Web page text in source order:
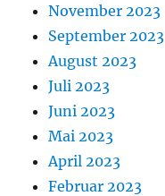
November 2023
September 2023
August 2023
Juli 2023
Juni 2023
Mai 2023
April 2023
Februar 2023